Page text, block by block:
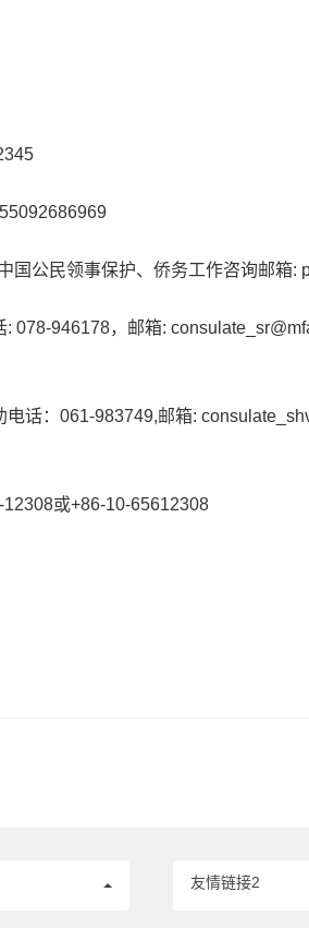
公民领事保护、侨务工作咨询邮箱:
946178，邮箱:
：061-983749,邮箱:
或+86-10-65612308
友情链接2